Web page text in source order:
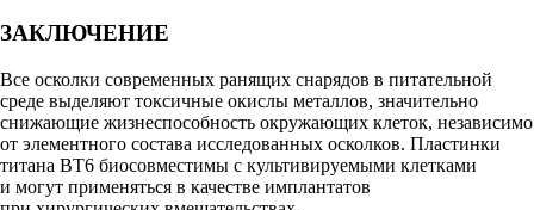
ЗАКЛЮЧЕНИЕ
Все осколки современных ранящих снарядов в питательной
среде выделяют токсичные окислы металлов, значительно
снижающие жизнеспособность окружающих клеток, независимо
от элементного состава исследованных осколков. Пластинки
титана ВТ6 биосовместимы с культивируемыми клетками
и могут применяться в качестве имплантатов